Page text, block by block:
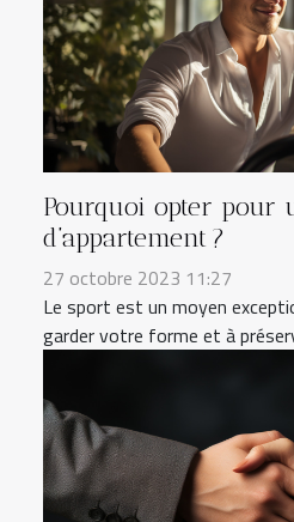
Pourquoi opter pour
d’appartement ?
27 octobre 2023 11:27
Le sport est un moyen
garder votre forme et à